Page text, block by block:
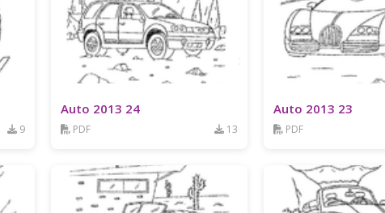
9
Auto 2013 24
PDF 13
Auto 2013 23
PDF